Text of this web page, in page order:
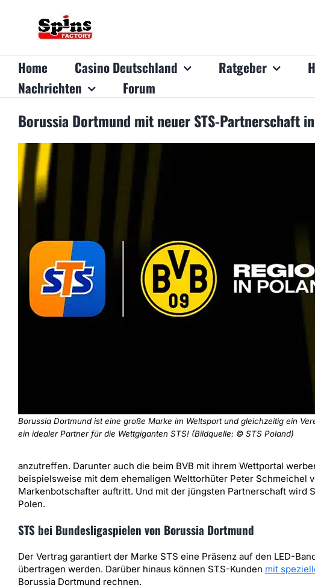
Home Casino Deutschland Ratgeber
Nachrichten
Forum
Borussia Dortmund mit neuer STS-Partnerschaft
Borussia Dortmund ist eine große Marke im Weltsport und gleichzeitig ein
ein idealer Partner für die Wettgiganten STS! (Bildquelle: © STS Poland)
anzutreffen. Darunter auch die beim BVB mit ihrem Wettportal
beispielsweise mit dem ehemaligen Welttorhüter Peter
Markenbotschafter auftritt. Und mit der jüngsten Partnerschaft wird
Polen.
STS bei Bundesligaspielen von Borussia Dortmund
Der Vertrag garantiert der Marke STS eine Präsenz auf den LED-
übertragen werden. Darüber hinaus können STS-Kunden mit
Borussia Dortmund rechnen.